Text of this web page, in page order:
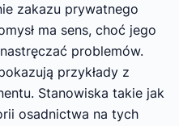
zakazu prywatnego
ma sens, choć jego
problemów.
przykłady z
Stanowiska takie jak
osadnictwa na tych